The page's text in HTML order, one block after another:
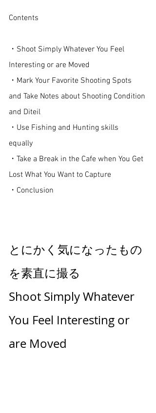
Contents
・Shoot Simply Whatever You Feel
Interesting or are Moved
・Mark Your Favorite Shooting Spots
and Take Notes about Shooting Condition
and Diteil
・Use Fishing and Hunting skills
equally
・Take a Break in the Cafe when You Get
Lost What You Want to Capture
・Conclusion
とにかく気になったもの
を素直に撮る
Shoot Simply Whatever
You Feel Interesting or
are Moved